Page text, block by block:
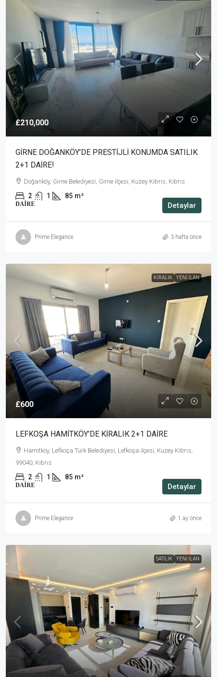
£210,000
GİRNE DOĞANKÖY’DE PRESTİJLİ KONUMDA SATILIK
2+1 DAİRE!
Doğanköy, Girne Belediyesi, Girne ilçesi, Kuzey Kıbrıs, Kıbrıs
2 1 85 m²
DAIRE Detaylar
Prime Elegance 3 hafta önce
KIRALIK YENI İLAN
£600
LEFKOŞA HAMİTKÖY’DE KİRALIK 2+1 DAİRE
Hamitköy, Lefkoşa Türk Belediyesi, Lefkoşa ilçesi, Kuzey Kıbrıs,
99040, Kıbrıs
2 1 85 m²
DAIRE Detaylar
Prime Elegance 1 ay önce
SATILIK YENI İLAN